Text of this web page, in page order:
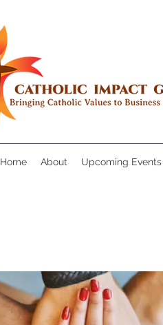
Home About Upcoming Events